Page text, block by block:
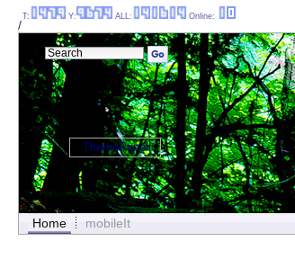
/
Home mobileIt
T: Y: ALL: Online:
ThemePanel